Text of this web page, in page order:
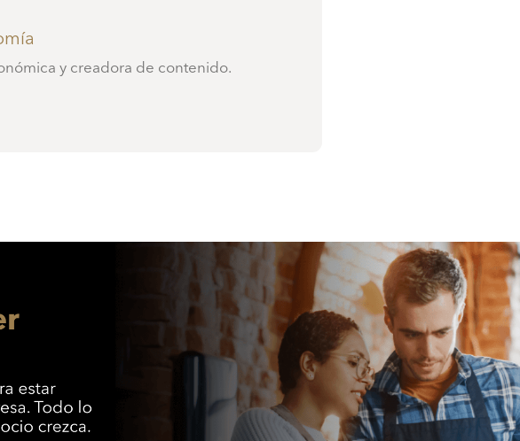
y creadora de contenido.